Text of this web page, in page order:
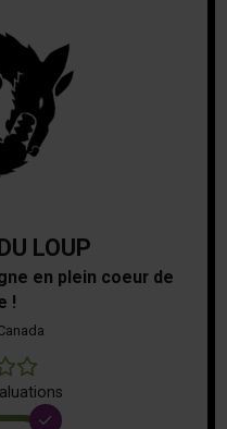
LOUP
en plein coeur de
!